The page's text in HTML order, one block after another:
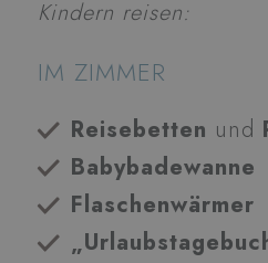
Kindern reisen:
IM ZIMMER
Reisebetten und
Babybadewanne
Flaschenwärmer